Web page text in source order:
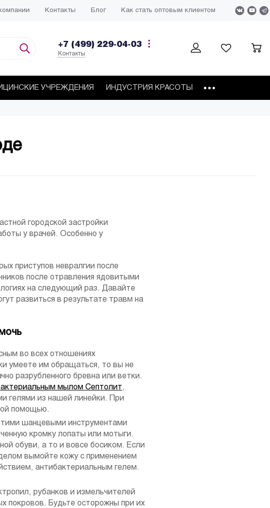
Контакты Блог Как стать оптовым клиентом
+7 (499) 229-04-03
Контакты
УЧРЕЖДЕНИЯ ИНДУСТРИЯ КРАСОТЫ
городской застройки
у врачей. Особенно у
приступов невралгии после
после отравления ядовитыми
на следующий раз. Давайте
развиться в результате травм на
во всех отношениях
умеете им обращаться, то вы не
разрубленного бревна или ветки.
мылом Септолит,
гелями из нашей линейки. При
помощью.
шанцевыми инструментами
кромку лопаты или мотыги.
обуви, а то и вовсе босиком. Если
вымойте кожу с применением
антибактериальным гелем.
рубанков и измельчителей
покровов. Будьте осторожны при их